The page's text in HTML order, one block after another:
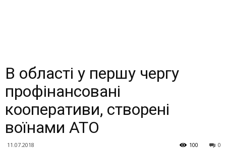
В області у першу чергу
профінансовані
кооперативи, створені
воїнами АТО
11.07.2018 0
100